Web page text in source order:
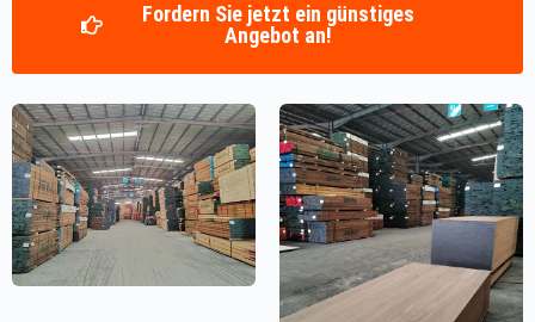
Fordern Sie jetzt ein günstiges
Angebot an!